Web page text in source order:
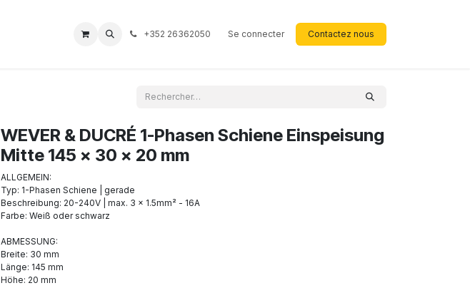
+352 26362050 Se connecter Contactez nous
WEVER & DUCRÉ 1-Phasen Schiene Einspeisung
Mitte 145 x 30 x 20 mm
ALLGEMEIN:
Typ: 1-Phasen Schiene | gerade
Beschreibung: 20-240V | max. 3 x 1.5mm² - 16A
Farbe: Weiß oder schwarz
ABMESSUNG:
Breite: 30 mm
Länge: 145 mm
Höhe: 20 mm